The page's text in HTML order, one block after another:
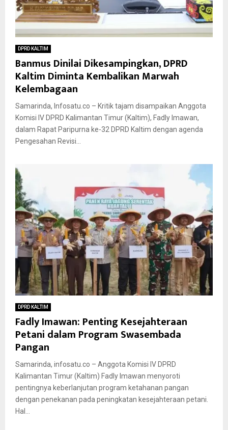
DPRD KALTIM
Banmus Dinilai Dikesampingkan, DPRD
Kaltim Diminta Kembalikan Marwah
Kelembagaan
Samarinda, Infosatu.co – Kritik tajam disampaikan Anggota
Komisi IV DPRD Kalimantan Timur (Kaltim), Fadly Imawan,
dalam Rapat Paripurna ke-32 DPRD Kaltim dengan agenda
Pengesahan Revisi...
DPRD KALTIM
Fadly Imawan: Penting Kesejahteraan
Petani dalam Program Swasembada
Pangan
Samarinda, infosatu.co – Anggota Komisi IV DPRD
Kalimantan Timur (Kaltim) Fadly Imawan menyoroti
pentingnya keberlanjutan program ketahanan pangan
dengan penekanan pada peningkatan kesejahteraan petani.
Hal...